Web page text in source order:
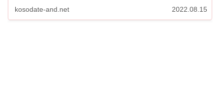
kosodate-and.net 2022.08.15